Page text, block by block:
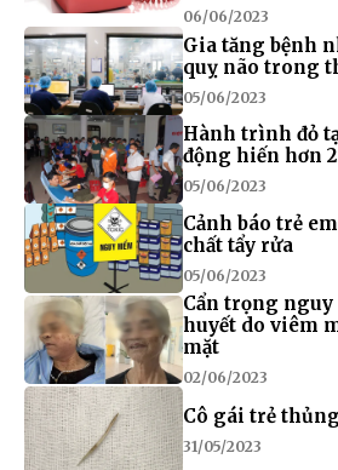
06/06/2023
Gia tăng bệnh
quỵ não trong
05/06/2023
Hành trình đỏ
động hiến hơn
05/06/2023
Cảnh báo trẻ
chất tẩy rửa
05/06/2023
Cẩn trọng
huyết do viêm
mặt
02/06/2023
Cô gái trẻ
31/05/2023